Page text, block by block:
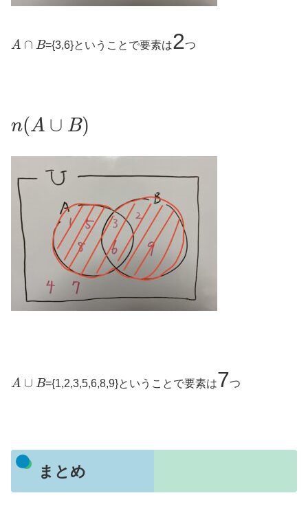
A ∩B
={3,6}ということで要素は2つ
(A ∪ B)
A ∪ B
={1,2,3,5,6,8,9}ということで要素は7つ
まとめ